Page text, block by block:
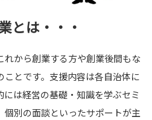
とは・・・
から創業する方や創業後間もな
ことです。支援内容は各自治体に
は経営の基礎・知識を学ぶセミ
個別の面談といったサポートが主